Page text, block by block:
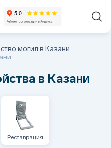
могил в Казани
в Казани
Реставрация